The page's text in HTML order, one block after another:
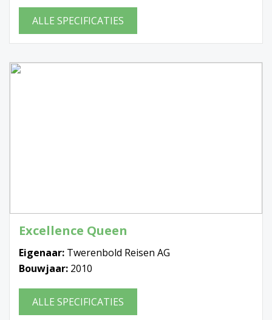
ALLE SPECIFICATIES
Excellence Queen
Eigenaar: Twerenbold Reisen AG
Bouwjaar: 2010
ALLE SPECIFICATIES